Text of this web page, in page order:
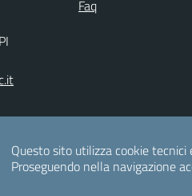
Faq
Questo sito utilizza cookie tecnici
Proseguendo nella navigazione